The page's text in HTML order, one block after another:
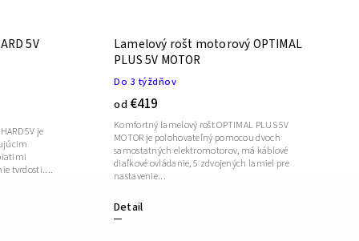
5V
5V je
tvrdosti....
Lamelový rošt motorový OPTIMAL
PLUS 5V MOTOR
Do 3 týždňov
od €419
Detail
Komfortný lamelový rošt OPTIMAL PLUS 5V
MOTOR je polohovateľný pomocou dvoch
samostatných elektromotorov, má káblové
diaľkové ovládanie, 5 zdvojených lamiel pre
nastavenie...